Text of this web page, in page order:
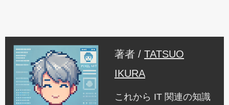
著者 / TATSUO
IKURA
これから IT 関連の知識